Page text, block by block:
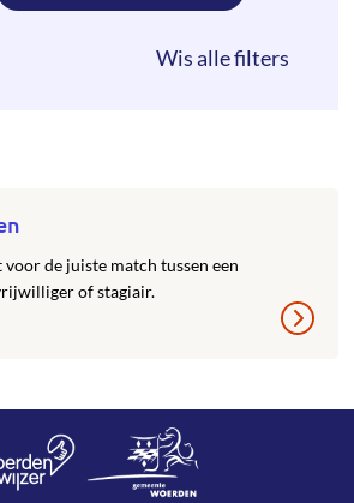
de juiste match tussen een
of stagiair.